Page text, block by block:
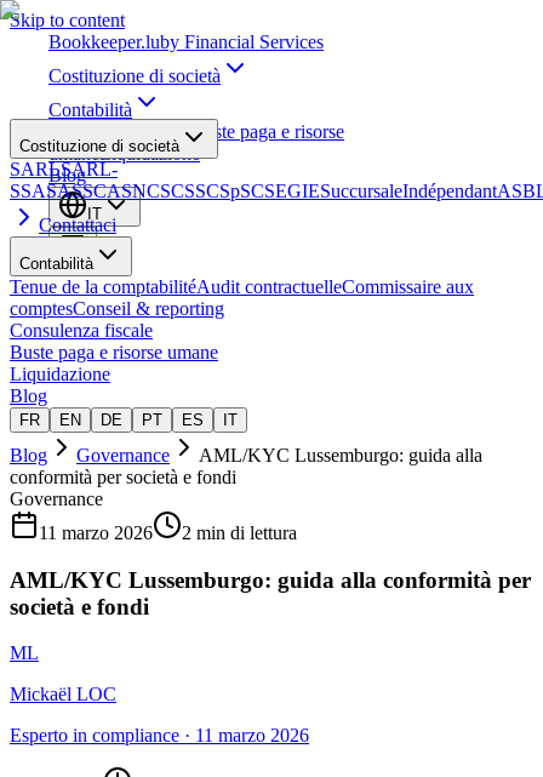
Skip to content
Bookkeeper.luby Financial Services
Costituzione di società
Contabilità
Consulenza fiscale Buste paga e risorse
umaneLiquidazione
Blog
IT
Costituzione di società
SARLSARL-
SSASASSCASNCSCSSCSpSCSEGIESuccursaleIndépendant
Contattaci
Contabilità
Tenue de la comptabilitéAudit contractuelleCommissaire aux
comptesConseil & reporting
Consulenza fiscale
Buste paga e risorse umane
Liquidazione
Blog
FR EN DE PT ES IT
Blog Governance
AML/KYC Lussemburgo: guida alla
conformità per società e fondi
Governance
11 marzo 2026
2 min di lettura
AML/KYC Lussemburgo: guida alla conformità per
società e fondi
ML
Mickaël LOC
Esperto in compliance · 11 marzo 2026